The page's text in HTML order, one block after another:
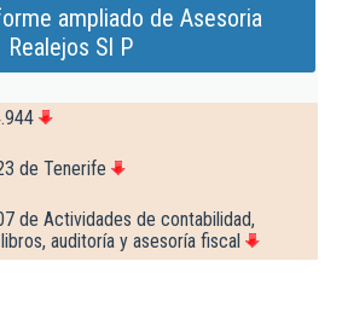
ampliado de Asesoria
Realejos Sl P
de Tenerife
de Actividades de contabilidad,
auditoría y asesoría fiscal